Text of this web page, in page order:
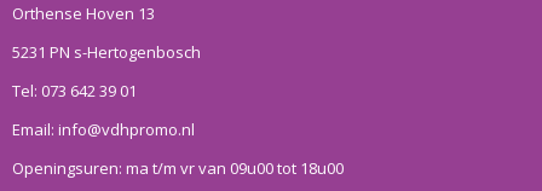
Orthense Hoven 13
5231 PN s-Hertogenbosch
Tel: 073 642 39 01
Email: info@vdhpromo.nl
Openingsuren: ma t/m vr van 09u00 tot 18u00